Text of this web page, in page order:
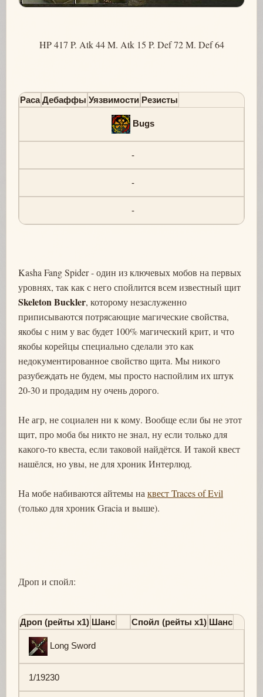
HP 417 P. Atk 44 M. Atk 15 P. Def 72 M. Def 64
Раса Дебаффы Уязвимости Резисты
Bugs
-
-
-
Kasha Fang Spider - один из ключевых мобов на первых
уровнях, так как с него спойлится всем известный щит
Skeleton Buckler, которому незаслуженно
приписываются потрясающие магические свойства,
якобы с ним у вас будет 100% магический крит, и что
якобы корейцы специально сделали это как
недокументированное свойство щита. Мы никого
разубеждать не будем, мы просто наспойлим их штук
20-30 и продадим ну очень дорого.
Не агр, не социален ни к кому. Вообще если бы не этот
щит, про моба бы никто не знал, ну если только для
какого-то квеста, если таковой найдётся. И такой квест
нашёлся, но увы, не для хроник Интерлюд.
На мобе набиваются айтемы на квест Traces of Evil
(только для хроник Gracia и выше).
Дроп и спойл:
Дроп (рейты х1) Шанс Спойл (рейты х1) Шанс
Long Sword
1/19230